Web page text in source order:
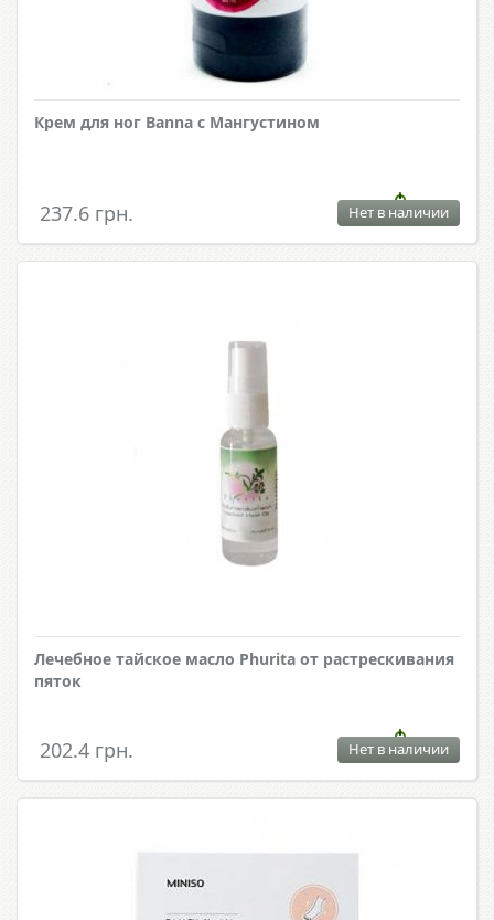
Крем для ног Banna с Мангустином
237.6 грн. Нет в наличии
Лечебное тайское масло Phurita от растрескивания
пяток
202.4 грн. Нет в наличии